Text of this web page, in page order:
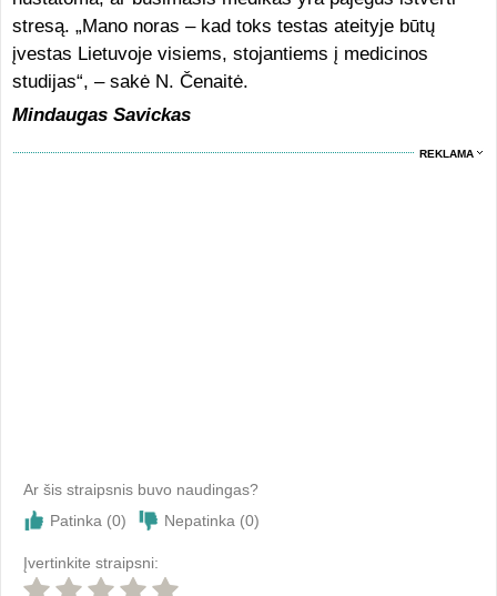
stresą. „Mano noras – kad toks testas ateityje būtų
įvestas Lietuvoje visiems, stojantiems į medicinos
studijas“, – sakė N. Čenaitė.
Mindaugas Savickas
REKLAMA
Ar šis straipsnis buvo naudingas?
Patinka (0) Nepatinka (0)
Įvertinkite straipsni: